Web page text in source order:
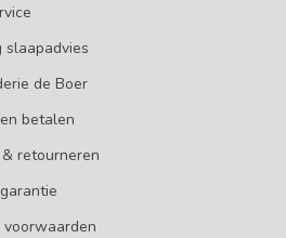
slaapadvies
de Boer
betalen
retourneren